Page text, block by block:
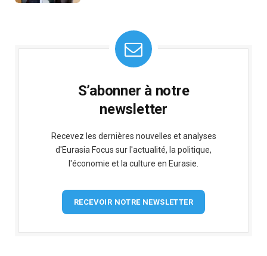
S’abonner à notre
newsletter
Recevez les dernières nouvelles et analyses
d'Eurasia Focus sur l'actualité, la politique,
l'économie et la culture en Eurasie.
RECEVOIR NOTRE NEWSLETTER